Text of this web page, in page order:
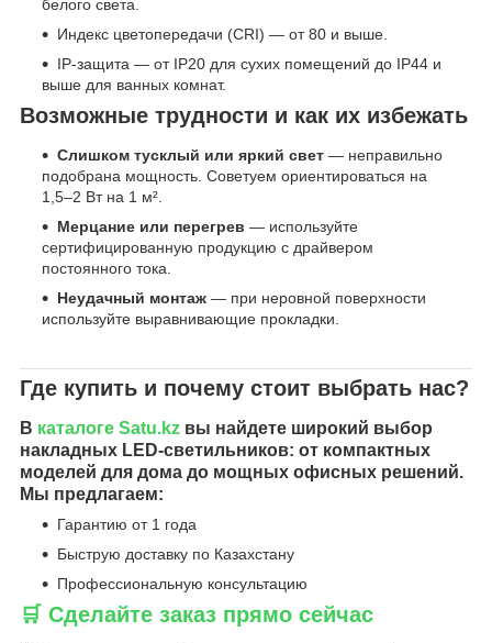
белого света.
Индекс цветопередачи (CRI) — от 80 и выше.
IP-защита — от IP20 для сухих помещений до IP44 и
выше для ванных комнат.
Возможные трудности и как их избежать
Слишком тусклый или яркий свет — неправильно
подобрана мощность. Советуем ориентироваться на
1,5–2 Вт на 1 м².
Мерцание или перегрев — используйте
сертифицированную продукцию с драйвером
постоянного тока.
Неудачный монтаж — при неровной поверхности
используйте выравнивающие прокладки.
Где купить и почему стоит выбрать нас?
В каталоге Satu.kz вы найдете широкий выбор
накладных LED-светильников: от компактных
моделей для дома до мощных офисных решений.
Мы предлагаем:
Гарантию от 1 года
Быструю доставку по Казахстану
Профессиональную консультацию
🛒 Сделайте заказ прямо сейчас